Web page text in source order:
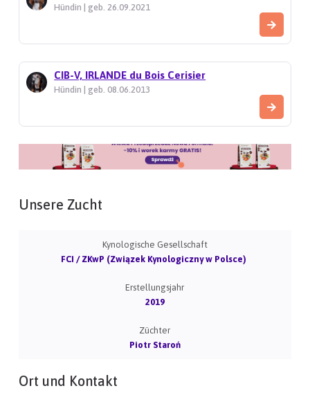
Hündin | geb. 26.09.2021
CIB-V, IRLANDE du Bois Cerisier
Hündin | geb. 08.06.2013
Unsere Zucht
Kynologische Gesellschaft
FCI / ZKwP (Związek Kynologiczny w Polsce)
Erstellungsjahr
2019
Züchter
Piotr Staroń
Ort und Kontakt